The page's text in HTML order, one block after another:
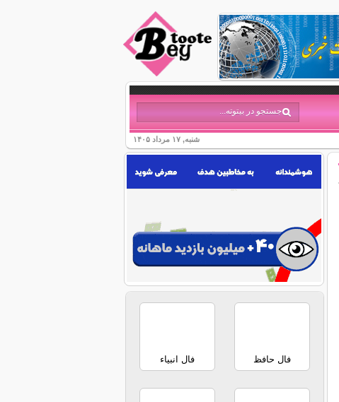
شنبه, ۱۷ مرداد ۱۴۰۵
فال حافظ فال انبیاء